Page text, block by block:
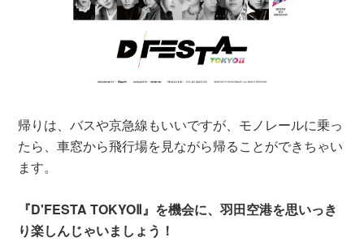
帰りは、バスや京急線もいいですが、モノレールに乗っ
たら、車窓から飛行場を見ながら帰ることができちゃい
ます。
『D'FESTA TOKYOⅡ』を機会に、羽田空港を思いっき
り楽しんじゃいましょう！